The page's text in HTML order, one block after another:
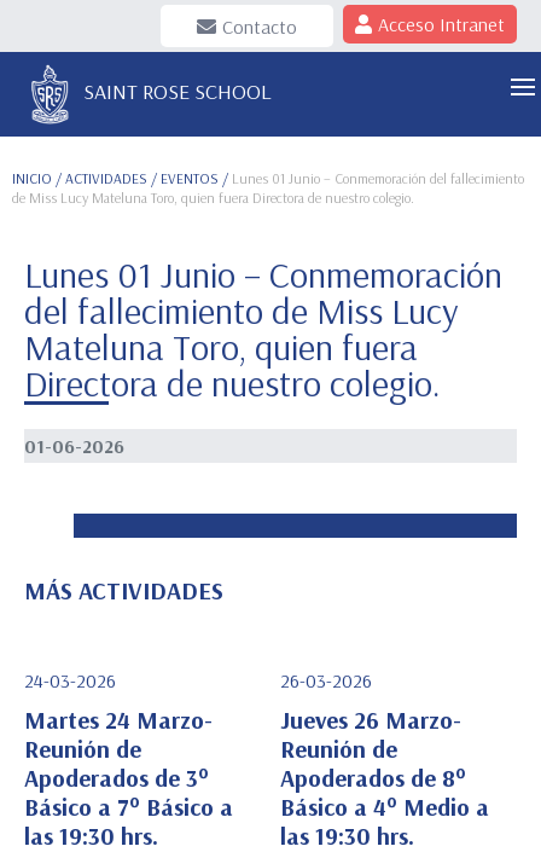
Contacto Acceso Intranet
SAINT ROSE SCHOOL
INICIO / ACTIVIDADES / EVENTOS / Lunes 01 Junio – Conmemoración del fallecimiento
de Miss Lucy Mateluna Toro, quien fuera Directora de nuestro colegio.
Lunes 01 Junio – Conmemoración
del fallecimiento de Miss Lucy
Mateluna Toro, quien fuera
Directora de nuestro colegio.
01-06-2026
MÁS ACTIVIDADES
Ver Detalle
24-03-2026
Martes 24 Marzo-
Reunión de
Apoderados de 3°
Básico a 7° Básico a
las 19:30 hrs.
Ver Detalle
26-03-2026
Jueves 26 Marzo-
Reunión de
Apoderados de 8°
Básico a 4° Medio a
las 19:30 hrs.